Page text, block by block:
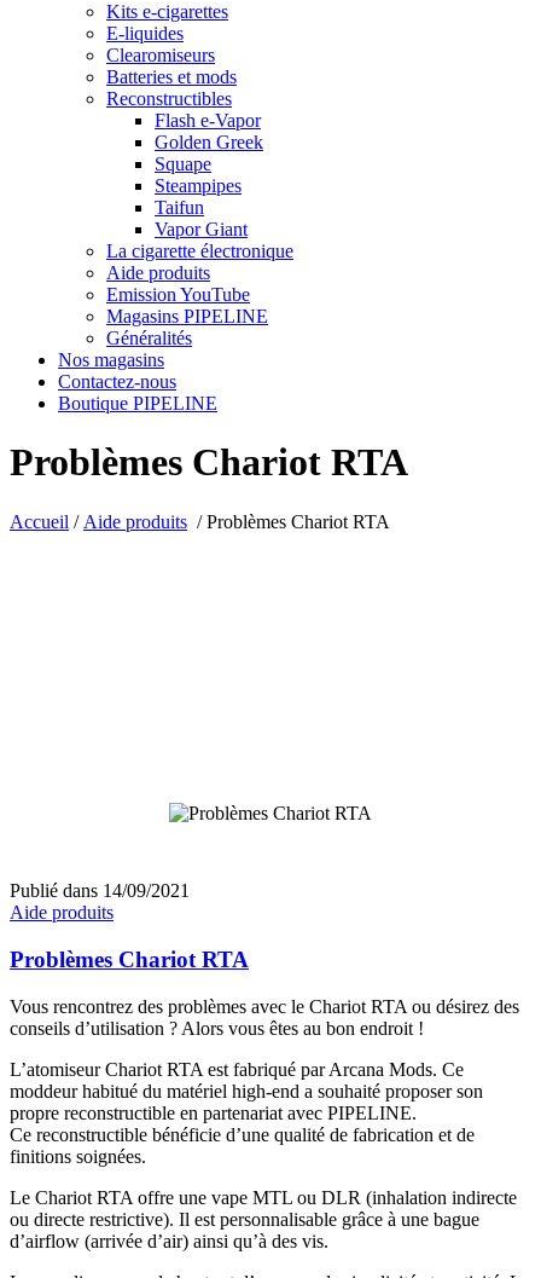
Kits e-cigarettes
E-liquides
Clearomiseurs
Batteries et mods
Reconstructibles
Flash e-Vapor
Golden Greek
Squape
Steampipes
Taifun
Vapor Giant
La cigarette électronique
Aide produits
Emission YouTube
Magasins PIPELINE
Généralités
Nos magasins
Contactez-nous
Boutique PIPELINE
Problèmes Chariot RTA
Accueil / Aide produits /Problèmes Chariot RTA
Publié dans 14/09/2021
Aide produits
Problèmes Chariot RTA
Vous rencontrez des problèmes avec le Chariot RTA ou désirez des
conseils d’utilisation ? Alors vous êtes au bon endroit !
L’atomiseur Chariot RTA est fabriqué par Arcana Mods. Ce
moddeur habitué du matériel high-end a souhaité proposer son
propre reconstructible en partenariat avec PIPELINE.
Ce reconstructible bénéficie d’une qualité de fabrication et de
finitions soignées.
Le Chariot RTA offre une vape MTL ou DLR (inhalation indirecte
ou directe restrictive). Il est personnalisable grâce à une bague
d’airflow (arrivée d’air) ainsi qu’à des vis.